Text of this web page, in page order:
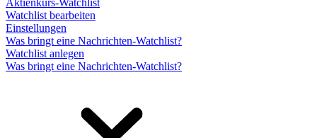
Aktienkurs-Watchlist
Watchlist bearbeiten
Einstellungen
Was bringt eine Nachrichten-Watchlist?
Watchlist anlegen
Was bringt eine Nachrichten-Watchlist?